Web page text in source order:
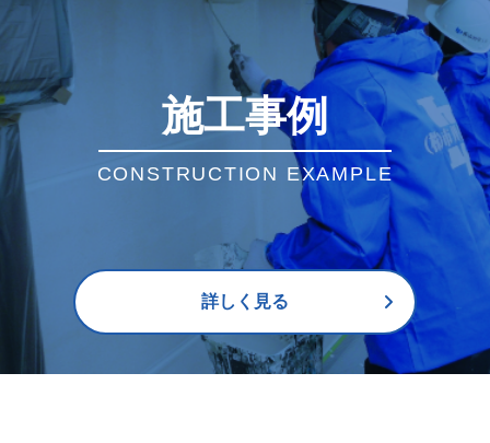
施工事例
CONSTRUCTION EXAMPLE
詳しく見る